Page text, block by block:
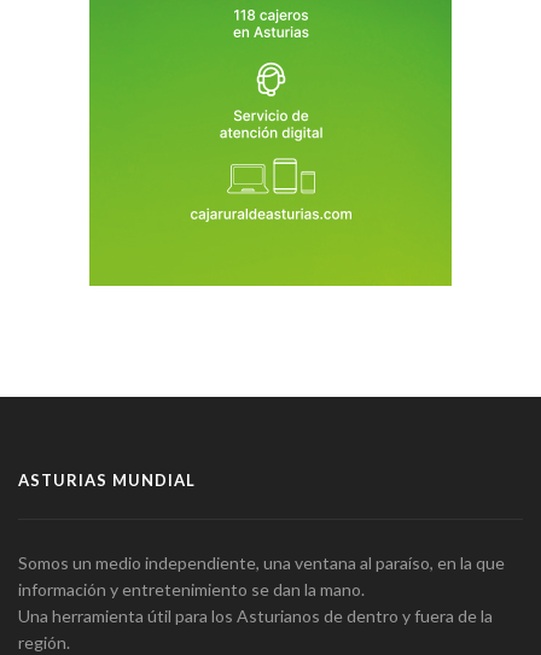
ASTURIAS MUNDIAL
Somos un medio independiente, una ventana al paraíso, en la que
información y entretenimiento se dan la mano.
Una herramienta útil para los Asturianos de dentro y fuera de la
región.